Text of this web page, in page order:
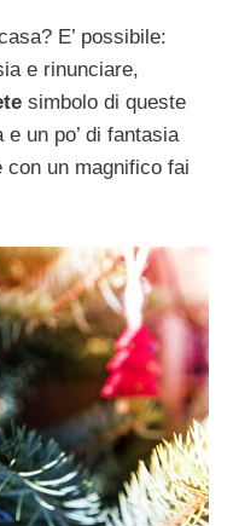
E’ possibile:
e rinunciare,
simbolo di queste
un po’ di fantasia
con un magnifico fai